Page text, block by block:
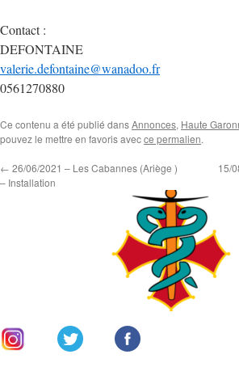
Contact :
DEFONTAINE
valerie.defontaine@wanadoo.fr
0561270880
Ce contenu a été publié dansAnnonces, Haute
pouvez le mettre en favoris avecce permalien.
← 26/06/2021 – Les Cabannes (Ariège )
– Installation
15/